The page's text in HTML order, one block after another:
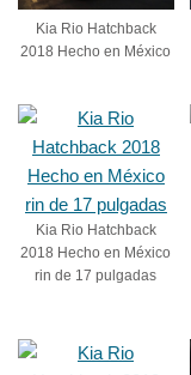
Kia Rio Hatchback
2018 Hecho en México
Kia Rio Hatchback
2018 Hecho en México
rin de 17 pulgadas